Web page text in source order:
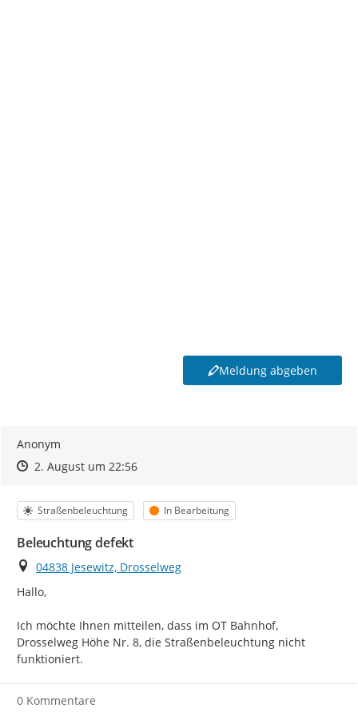
Meldung abgeben
Anonym
Zeitpunkt des Erstellens
Zeitpunkt des Erstellens
2. August um 22:56Zur Äußerung
Kategorie
Straßenbeleuchtung Status
In Bearbeitung
Beleuchtung defekt
Ort
04838 Jesewitz, Drosselweg
Hallo,
Ich möchte Ihnen mitteilen, dass im OT Bahnhof,
Drosselweg Höhe Nr. 8, die Straßenbeleuchtung nicht
funktioniert.
0 Kommentare